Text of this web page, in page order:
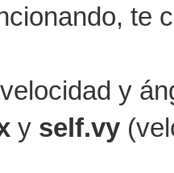
te
y
y self.vy